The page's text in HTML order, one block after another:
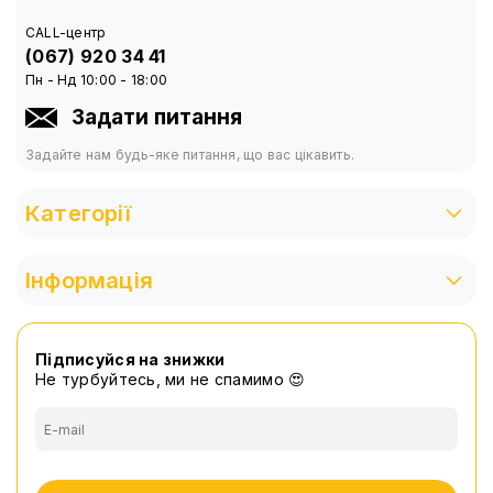
CALL-центр
(067) 920 34 41
Пн - Нд 10:00 - 18:00
Задати питання
Задайте нам будь-яке питання, що вас цікавить.
Категорії
Інформація
Підписуйся на знижки
Не турбуйтесь, ми не спамимо 😍